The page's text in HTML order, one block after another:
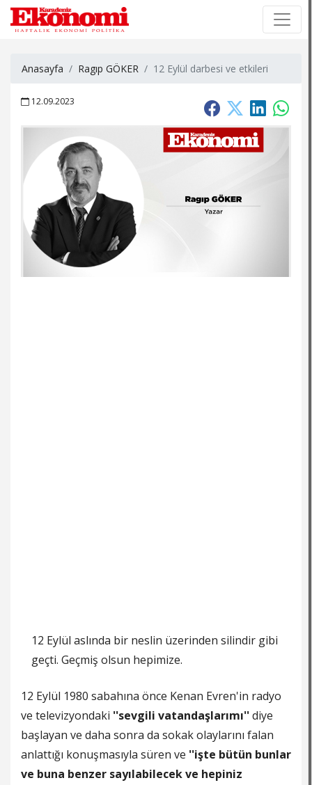
Anasayfa Ragıp GÖKER 12 Eylül darbesi ve etkileri
12.09.2023
12 Eylül aslında bir neslin üzerinden silindir gibi
geçti. Geçmiş olsun hepimize.
12 Eylül 1980 sabahına önce Kenan Evren'in radyo
ve televizyondaki ''sevgili vatandaşlarımı''diye
başlayan ve daha sonra da sokak olaylarını falan
anlattığı konuşmasıyla süren ve ''işte bütün bunlar
ve buna benzer sayılabilecek ve hepiniz
×
×